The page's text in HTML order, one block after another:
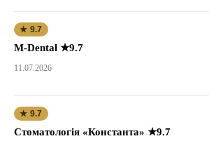
★ 9.7
M-Dental ★9.7
11.07.2026
★ 9.7
Стоматологія «Константа» ★9.7